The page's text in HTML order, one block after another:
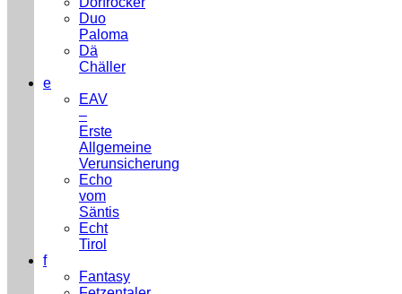
Duo
Paloma
Dä
Chäller
e
EAV
–
Erste
Allgemeine
Verunsicherung
Echo
vom
Säntis
Echt
Tirol
f
Fantasy